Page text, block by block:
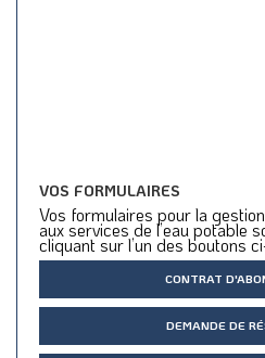
VOS FORMULAIRES
Vos formulaires pour la
aux services de l’eau potable
cliquant sur l’un des boutons
CONTRAT
DEMANDE DE